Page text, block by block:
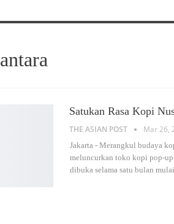
Satukan Rasa Kopi
THE ASIAN POST Mar 26,
Jakarta - Merangkul budaya
meluncurkan toko kopi pop-
dibuka selama satu bulan